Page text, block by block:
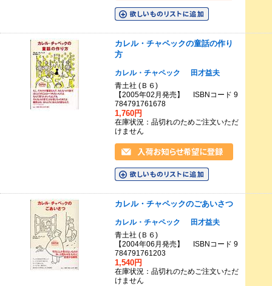
カレル・チャペックの童話の作り
方
カレル・チャペック
田才益夫
青土社 (Ｂ６)
【2005年02月発売】 ISBNコード 9
784791761678
1,760円
在庫状況：品切れのためご注文いただ
けません
カレル・チャペックのごあいさつ
カレル・チャペック
田才益夫
青土社 (Ｂ６)
【2004年06月発売】 ISBNコード 9
784791761203
1,540円
在庫状況：品切れのためご注文いただ
けません